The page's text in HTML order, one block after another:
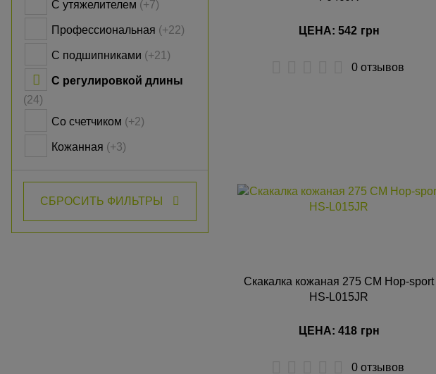
С утяжелителем (+7)
Профессиональная (+22)
С подшипниками (+21)
С регулировкой длины
(24)
Со счетчиком (+2)
Кожанная (+3)
СБРОСИТЬ ФИЛЬТРЫ
ЦЕНА: 542 грн
0 отзывов
Скакалка кожаная 275 СМ Hop-sport
HS-L015JR
ЦЕНА: 418 грн
0 отзывов